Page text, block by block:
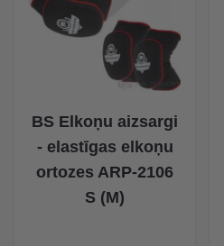
BS Elkoņu aizsargi
- elastīgas elkoņu
ortozes ARP-2106
S (M)